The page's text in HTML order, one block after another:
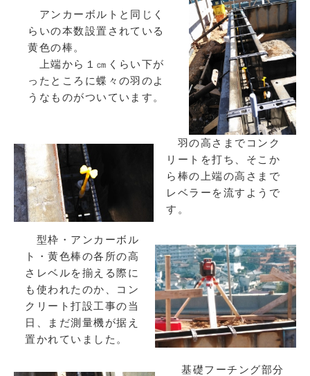
アンカーボルトと同じく
らいの本数設置されている
黄色の棒。
上端から１㎝くらい下が
ったところに蝶々の羽のよ
うなものがついています。
羽の高さまでコンク
リートを打ち、そこか
ら棒の上端の高さまで
レベラーを流すようで
す。
型枠・アンカーボル
ト・黄色棒の各所の高
さレベルを揃える際に
も使われたのか、コン
クリート打設工事の当
日、まだ測量機が据え
置かれていました。
基礎フーチング部分